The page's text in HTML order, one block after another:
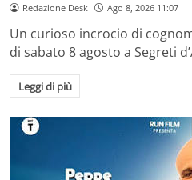
Redazione Desk Ago 8, 2026 11:07
Un curioso incrocio di
di sabato 8 agosto a Segreti
Leggi di più